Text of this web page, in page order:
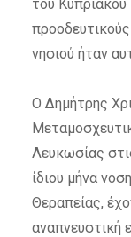
του
νησιού ήταν
Ο Δημήτρης
Λευκωσίας
ίδιου μήνα
Θεραπείας,
αναπνευστική